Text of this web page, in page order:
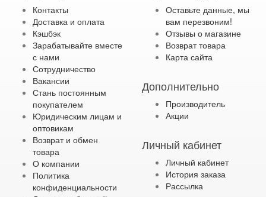
Контакты
Доставка и оплата
Кэшбэк
Зарабатывайте вместе
с нами
Сотрудничество
Вакансии
Стань постоянным
покупателем
Юридическим лицам и
оптовикам
Возврат и обмен
товара
О компании
Политика
конфиденциальности
Оставьте данные, мы
вам перезвоним!
Отзывы о магазине
Возврат товара
Карта сайта
Дополнительно
Производитель
Акции
Личный кабинет
Личный кабинет
История заказа
Рассылка